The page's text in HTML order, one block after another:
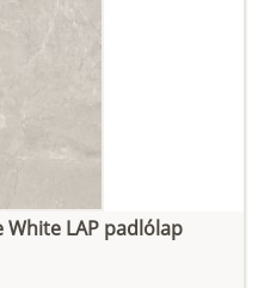
White LAP padlólap